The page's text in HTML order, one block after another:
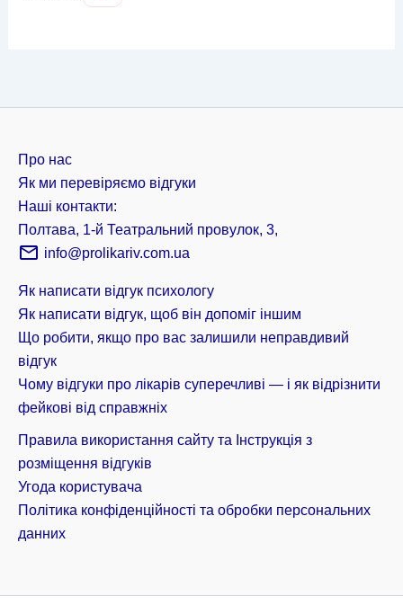
Про нас
Як ми перевіряємо відгуки
Наші контакти:
Полтава, 1-й Театральний провулок, 3,
info@prolikariv.com.ua
Як написати відгук психологу
Як написати відгук, щоб він допоміг іншим
Що робити, якщо про вас залишили неправдивий
відгук
Чому відгуки про лікарів суперечливі — і як відрізнити
фейкові від справжніх
Правила використання сайту та Інструкція з
розміщення відгуків
Угода користувача
Політика конфіденційності та обробки персональних
данних